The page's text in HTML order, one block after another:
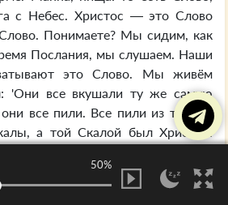
с Небес. Христос — это Слово
Понимаете? Мы сидим, как
Послания, мы слушаем. Наши
это Слово. Мы живём
'Они все вкушали ту же самую
все пили. Все пили из той же
а той Скалой был Христос'.
хочет положить здесь конец? Он
50%